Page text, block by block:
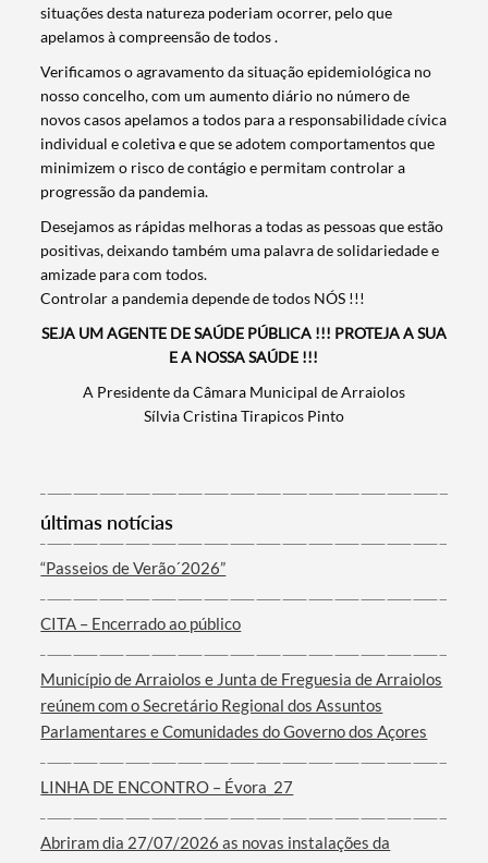
Termo de Pesquisa
Categorias gerais
situações desta natureza poderiam ocorrer, pelo que
apelamos à compreensão de todos .
Verificamos o agravamento da situação epidemiológica no
nosso concelho, com um aumento diário no número de
novos casos apelamos a todos para a responsabilidade cívica
individual e coletiva e que se adotem comportamentos que
minimizem o risco de contágio e permitam controlar a
progressão da pandemia.
Desejamos as rápidas melhoras a todas as pessoas que estão
positivas, deixando também uma palavra de solidariedade e
amizade para com todos.
Controlar a pandemia depende de todos NÓS !!!
SEJA UM AGENTE DE SAÚDE PÚBLICA !!! PROTEJA A SUA
E A NOSSA SAÚDE !!!
A Presidente da Câmara Municipal de Arraiolos
Sílvia Cristina Tirapicos Pinto
últimas notícias
“Passeios de Verão´2026”
CITA – Encerrado ao público
Município de Arraiolos e Junta de Freguesia de Arraiolos
reúnem com o Secretário Regional dos Assuntos
Parlamentares e Comunidades do Governo dos Açores
LINHA DE ENCONTRO – Évora_27
Abriram dia 27/07/2026 as novas instalações da